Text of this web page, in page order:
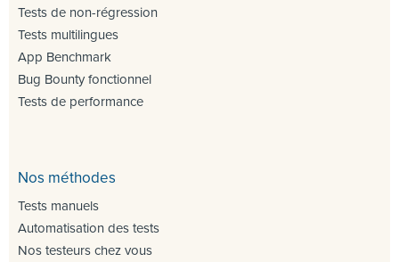
Tests de non-régression
Tests multilingues
App Benchmark
Bug Bounty fonctionnel
Tests de performance
Nos méthodes
Tests manuels
Automatisation des tests
Nos testeurs chez vous